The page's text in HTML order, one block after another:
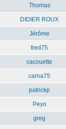
Thomas
DIDIER ROUX
Jérôme
fred75
cacouette
carna75
patrickp
Peyo
greg